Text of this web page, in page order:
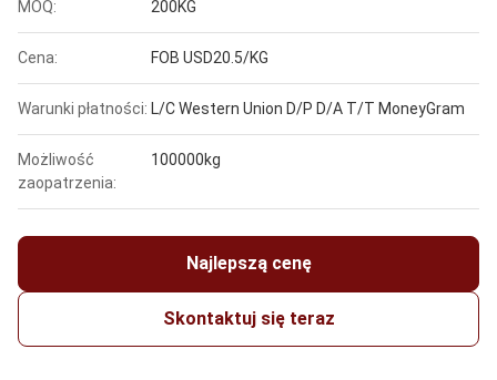
MOQ: 200KG
Cena: FOB USD20.5/KG
Warunki płatności: L/C Western Union D/P D/A T/T MoneyGram
Możliwość
zaopatrzenia:
100000kg
Najlepszą cenę
Skontaktuj się teraz